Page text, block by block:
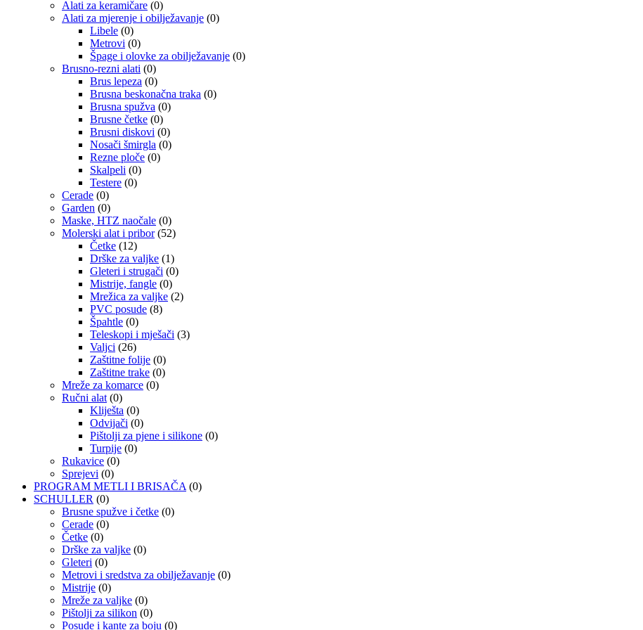
Alati za keramičare (0)
Alati za mjerenje i obilježavanje (0)
Libele (0)
Metrovi (0)
Špage i olovke za obilježavanje (0)
Brusno-rezni alati (0)
Brus lepeza (0)
Brusna beskonačna traka (0)
Brusna spužva (0)
Brusne četke (0)
Brusni diskovi (0)
Nosači šmirgla (0)
Rezne ploče (0)
Skalpeli (0)
Testere (0)
Cerade (0)
Garden (0)
Maske, HTZ naočale (0)
Molerski alat i pribor (52)
Četke (12)
Drške za valjke (1)
Gleteri i strugači (0)
Mistrije, fangle (0)
Mrežica za valjke (2)
PVC posude (8)
Špahtle (0)
Teleskopi i mješači (3)
Valjci (26)
Zaštitne folije (0)
Zaštitne trake (0)
Mreže za komarce (0)
Ručni alat (0)
Kliješta (0)
Odvijači (0)
Pištolji za pjene i silikone (0)
Turpije (0)
Rukavice (0)
Sprejevi (0)
PROGRAM METLI I BRISAČA (0)
SCHULLER (0)
Brusne spužve i četke (0)
Cerade (0)
Četke (0)
Drške za valjke (0)
Gleteri (0)
Metrovi i sredstva za obilježavanje (0)
Mistrije (0)
Mreže za valjke (0)
Pištolji za silikon (0)
Posude i kante za boju (0)